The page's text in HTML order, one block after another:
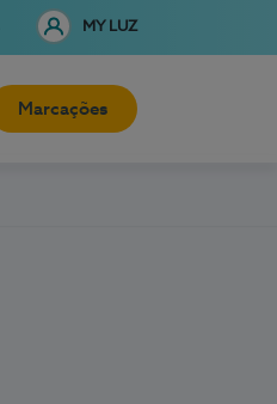
MY LUZ
Marcações